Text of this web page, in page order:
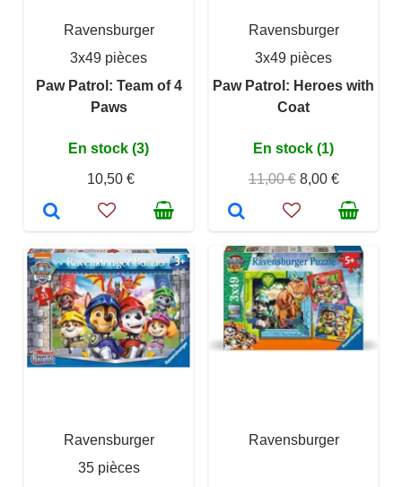
Ravensburger
3x49 pièces
Paw Patrol: Team of 4
Paws
En stock (3)
10,50 €
Ravensburger
3x49 pièces
Paw Patrol: Heroes with
Coat
En stock (1)
11,00 € 8,00 €
Ravensburger
35 pièces
Ravensburger